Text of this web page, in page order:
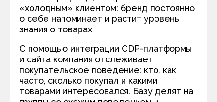
«холодным» клиентом: бренд постоянно
о себе напоминает и растит уровень
знания о товарах.
С помощью интеграции CDP-платформы
и сайта компания отслеживает
покупательское поведение: кто, как
часто, сколько покупал и какими
товарами интересовался. Базу делят на